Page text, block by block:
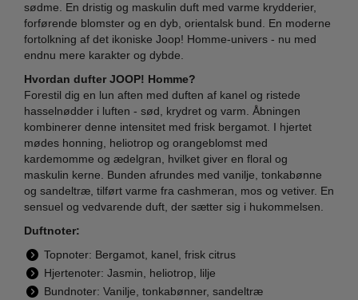
sødme. En dristig og maskulin duft med varme krydderier,
forførende blomster og en dyb, orientalsk bund. En moderne
fortolkning af det ikoniske Joop! Homme-univers - nu med
endnu mere karakter og dybde.
Hvordan dufter JOOP! Homme?
Forestil dig en lun aften med duften af kanel og ristede
hasselnødder i luften - sød, krydret og varm. Åbningen
kombinerer denne intensitet med frisk bergamot. I hjertet
mødes honning, heliotrop og orangeblomst med
kardemomme og ædelgran, hvilket giver en floral og
maskulin kerne. Bunden afrundes med vanilje, tonkabønne
og sandeltræ, tilført varme fra cashmeran, mos og vetiver. En
sensuel og vedvarende duft, der sætter sig i hukommelsen.
Duftnoter:
Topnoter: Bergamot, kanel, frisk citrus
Hjertenoter: Jasmin, heliotrop, lilje
Bundnoter: Vanilje, tonkabønner, sandeltræ